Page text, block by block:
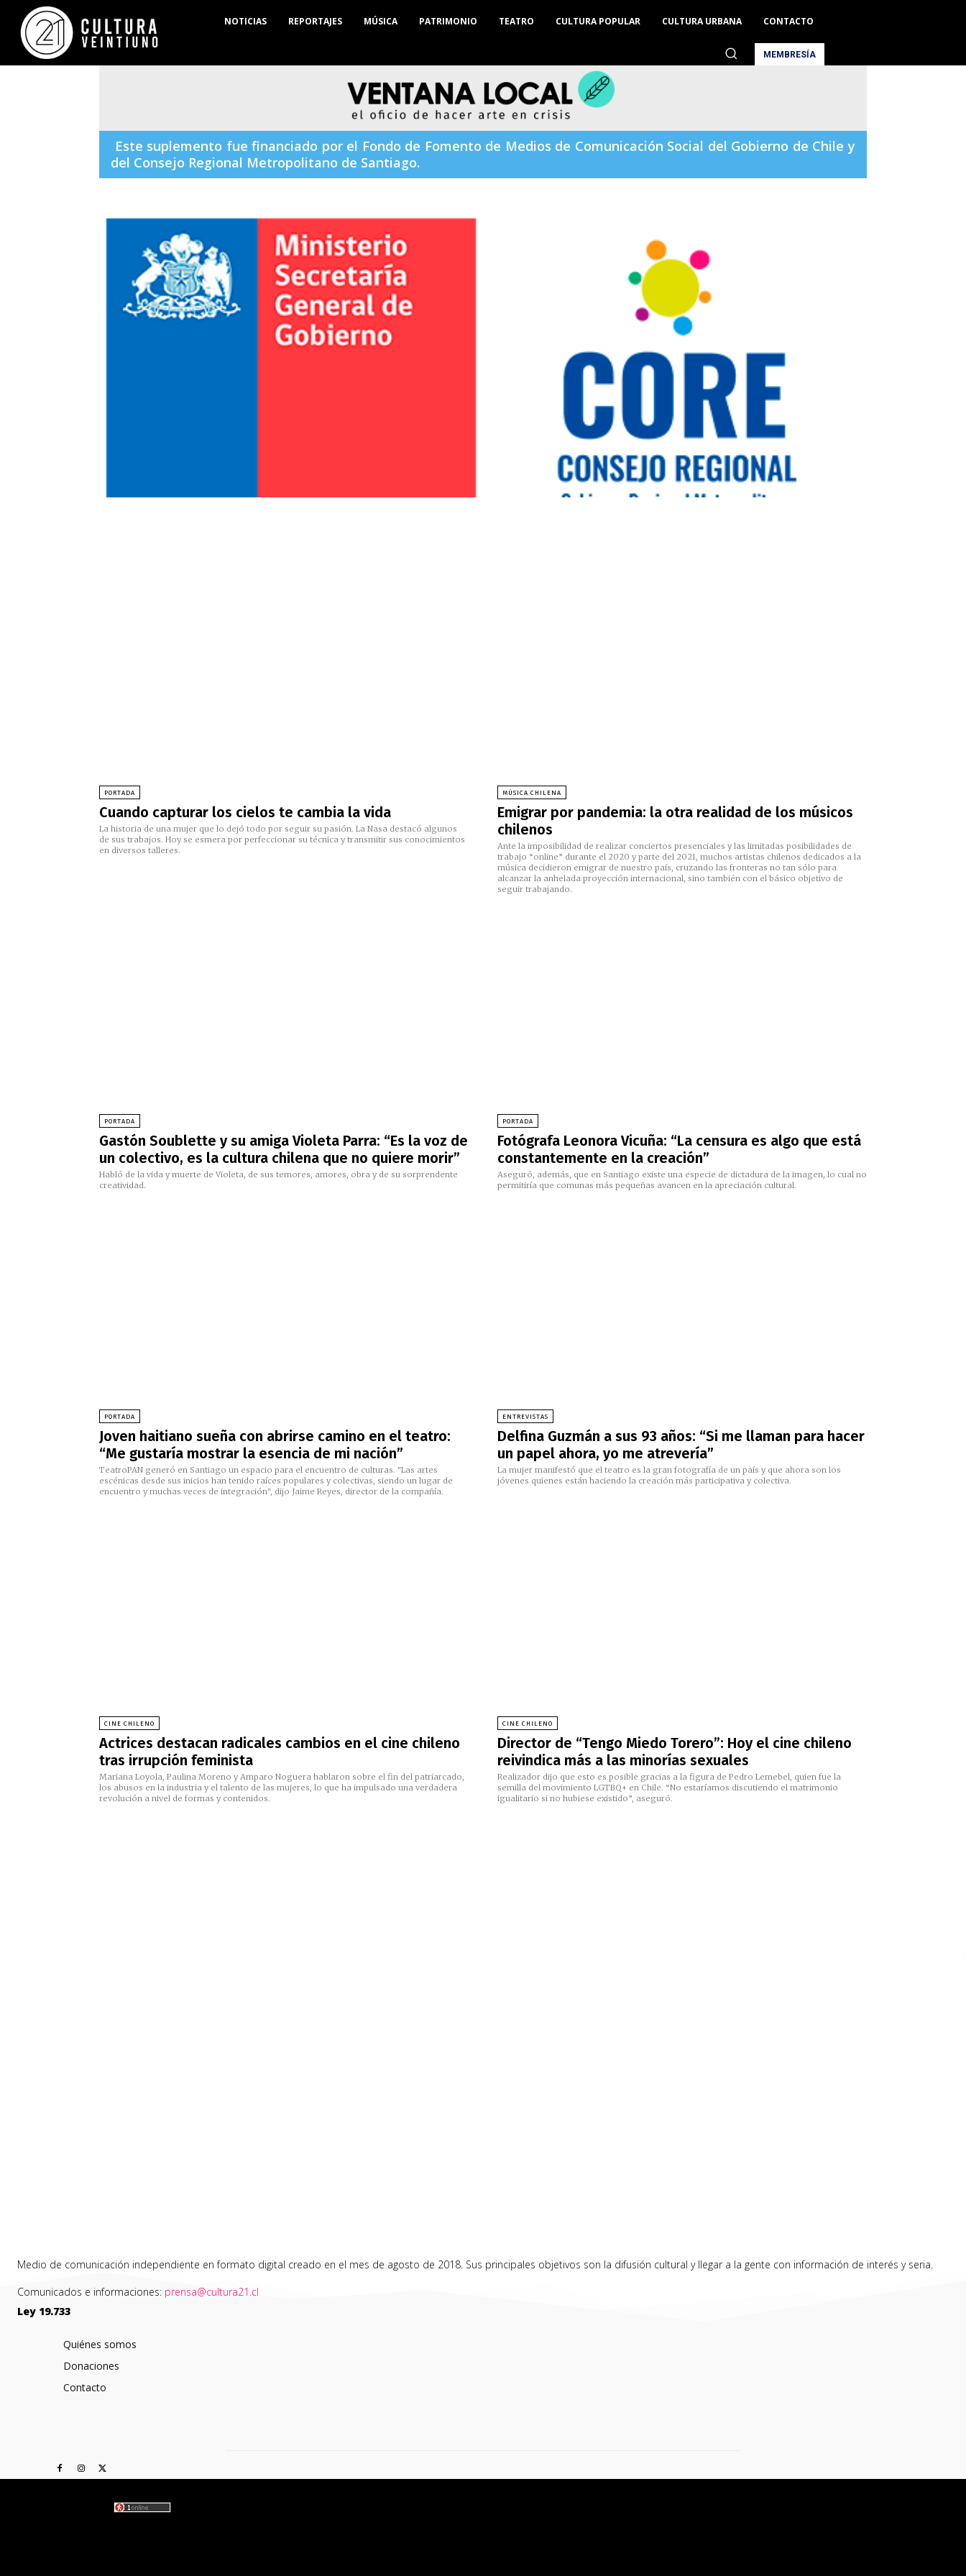
NOTICIAS REPORTAJES MÚSICA PATRIMONIO TEATRO CULTURA POPULAR CULTURA URBANA CONTACTO
MEMBRESÍA
Este suplemento fue financiado por el Fondo de Fomento de Medios de Comunicación Social del Gobierno de Chile y
del Consejo Regional Metropolitano de Santiago.
PORTADA
Cuando capturar los cielos te cambia la vida
La historia de una mujer que lo dejó todo por seguir su pasión. La Nasa destacó algunos
de sus trabajos. Hoy se esmera por perfeccionar su técnica y transmitir sus conocimientos
en diversos talleres.
MÚSICA CHILENA
Emigrar por pandemia: la otra realidad de los músicos
chilenos
Ante la imposibilidad de realizar conciertos presenciales y las limitadas posibilidades de
trabajo “online” durante el 2020 y parte del 2021, muchos artistas chilenos dedicados a la
música decidieron emigrar de nuestro país, cruzando las fronteras no tan sólo para
alcanzar la anhelada proyección internacional, sino también con el básico objetivo de
seguir trabajando.
PORTADA
Gastón Soublette y su amiga Violeta Parra: “Es la voz de
un colectivo, es la cultura chilena que no quiere morir”
Habló de la vida y muerte de Violeta, de sus temores, amores, obra y de su sorprendente
creatividad.
PORTADA
Fotógrafa Leonora Vicuña: “La censura es algo que está
constantemente en la creación”
Aseguró, además, que en Santiago existe una especie de dictadura de la imagen, lo cual no
permitiría que comunas más pequeñas avancen en la apreciación cultural.
PORTADA
Joven haitiano sueña con abrirse camino en el teatro:
“Me gustaría mostrar la esencia de mi nación”
TeatroPAN generó en Santiago un espacio para el encuentro de culturas. "Las artes
escénicas desde sus inicios han tenido raíces populares y colectivas, siendo un lugar de
encuentro y muchas veces de integración", dijo Jaime Reyes, director de la compañía.
ENTREVISTAS
Delfina Guzmán a sus 93 años: “Si me llaman para hacer
un papel ahora, yo me atrevería”
La mujer manifestó que el teatro es la gran fotografía de un país y que ahora son los
jóvenes quienes están haciendo la creación más participativa y colectiva.
CINE CHILENO
Actrices destacan radicales cambios en el cine chileno
tras irrupción feminista
Mariana Loyola, Paulina Moreno y Amparo Noguera hablaron sobre el fin del patriarcado,
los abusos en la industria y el talento de las mujeres, lo que ha impulsado una verdadera
revolución a nivel de formas y contenidos.
CINE CHILENO
Director de “Tengo Miedo Torero”: Hoy el cine chileno
reivindica más a las minorías sexuales
Realizador dijo que esto es posible gracias a la figura de Pedro Lemebel, quien fue la
semilla del movimiento LGTBQ+ en Chile. “No estaríamos discutiendo el matrimonio
igualitario si no hubiese existido”, aseguró.
Medio de comunicación independiente en formato digital creado en el mes de agosto de 2018. Sus principales objetivos son la difusión cultural y llegar a la gente con información de interés y seria.
Comunicados e informaciones: prensa@cultura21.cl
Ley 19.733
Quiénes somos
Donaciones
Contacto